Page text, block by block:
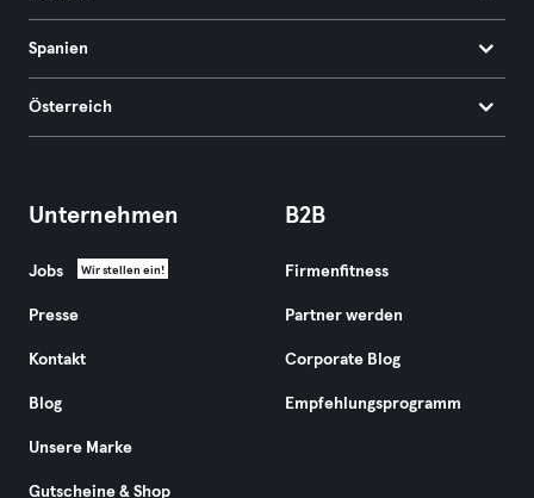
Spanien
Österreich
Unternehmen
Jobs Wir stellen ein!
Presse
Kontakt
Blog
Unsere Marke
Gutscheine & Shop
B2B
Firmenfitness
Partner werden
Corporate Blog
Empfehlungsprogramm